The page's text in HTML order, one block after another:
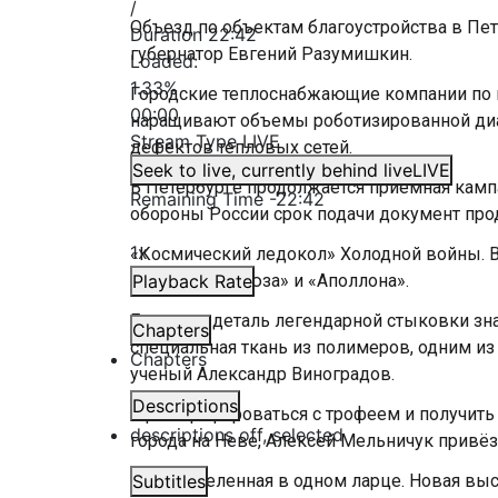
/
Duration22:42
Loaded:
1.33%
00:00
Stream TypeLIVE
Seek to live, currently behind liveLIVE
Remaining Time-22:42
1x
Playback Rate
Chapters
Chapters
Descriptions
descriptions off, selected
Subtitles
Объезд по объектам благоустройства в
губернатор Евгений Разумишкин.
Городские теплоснабжающие компании по
наращивают объемы роботизированной
дефектов тепловых сетей.
В Петербурге продолжается приёмная
обороны России срок подачи документ
«Космический ледокол» Холодной
стыковки «Союза» и «Аполлона».
Еще одну деталь легендарной стыковки
специальная ткань из полимеров, одним
ученый Александр Виноградов.
Сфотографироваться с трофеем и
города на Неве, Алексей Мельничук
Целая вселенная в одном ларце. Новая